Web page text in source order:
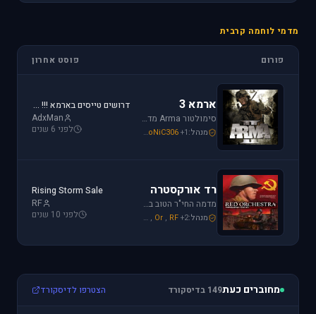
מדמי לוחמה קרבית
פורום פוסט אחרון
ארמא 3
סימולטור Arma מדמה את לוחמת שדה הקרב ברמה ריאליסטית גבוהה. בנוסף, ארמא משלב בין לוחמה אווירית ללוחמת שדה קרקעית.
מנהל: galzohar SoNiC306+1
דרושים טייסים בארמא !!! Sayeret Matkal Clan
AdxMan
לפני 6 שנים
רד אורקסטרה
מדמה החי"ר הטוב ביותר שיצא למלחמת העולם השנייה. המשחק היחידי שמחזיר אותך לחזית המזרחית. כולל לוחמת חי"ר ושריון.
מנהל: Mike_69th , Or , RF+2
Rising Storm Sale
RF
לפני 10 שנים
מחוברים כעת149 בדיסקורד הצטרפו לדיסקורד